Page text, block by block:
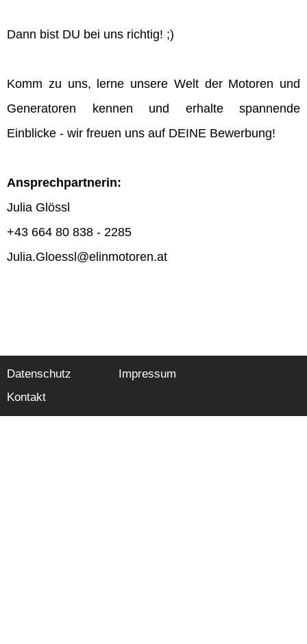
Dann bist DU bei uns richtig! ;)
Komm zu uns, lerne unsere Welt der Motoren und
Generatoren kennen und erhalte spannende
Einblicke - wir freuen uns auf DEINE Bewerbung!
Ansprechpartnerin:
Julia Glössl
+43 664 80 838 - 2285
Julia.Gloessl@elinmotoren.at
Datenschutz
Impressum
Kontakt